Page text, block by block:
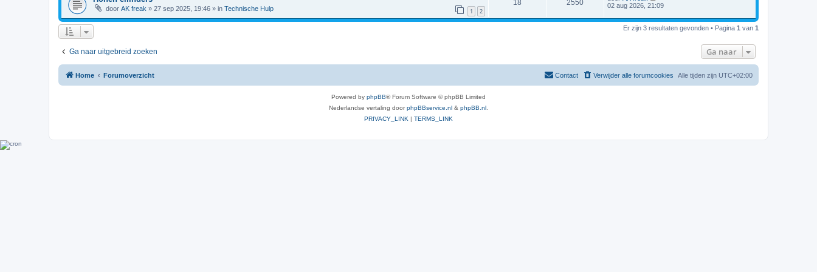
door AK freak » 27 sep 2025, 19:46 » in Technische Hulp 1 2
18 2550
02 aug 2026, 21:09
Er zijn 3 resultaten gevonden • Pagina 1 van 1
Ga naar uitgebreid zoeken Ga naar
Home Forumoverzicht Alle tijden zijn UTC+02:00
Verwijder alle forumcookies
Contact
Powered by phpBB® Forum Software © phpBB Limited
Nederlandse vertaling doorphpBBservice.nl & phpBB.nl
PRIVACY_LINK | TERMS_LINK